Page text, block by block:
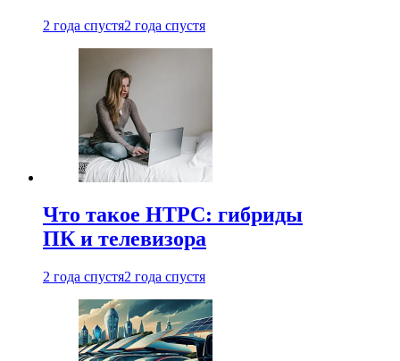
2 года спустя2 года спустя
Что такое HTPC: гибриды
ПК и телевизора
2 года спустя2 года спустя